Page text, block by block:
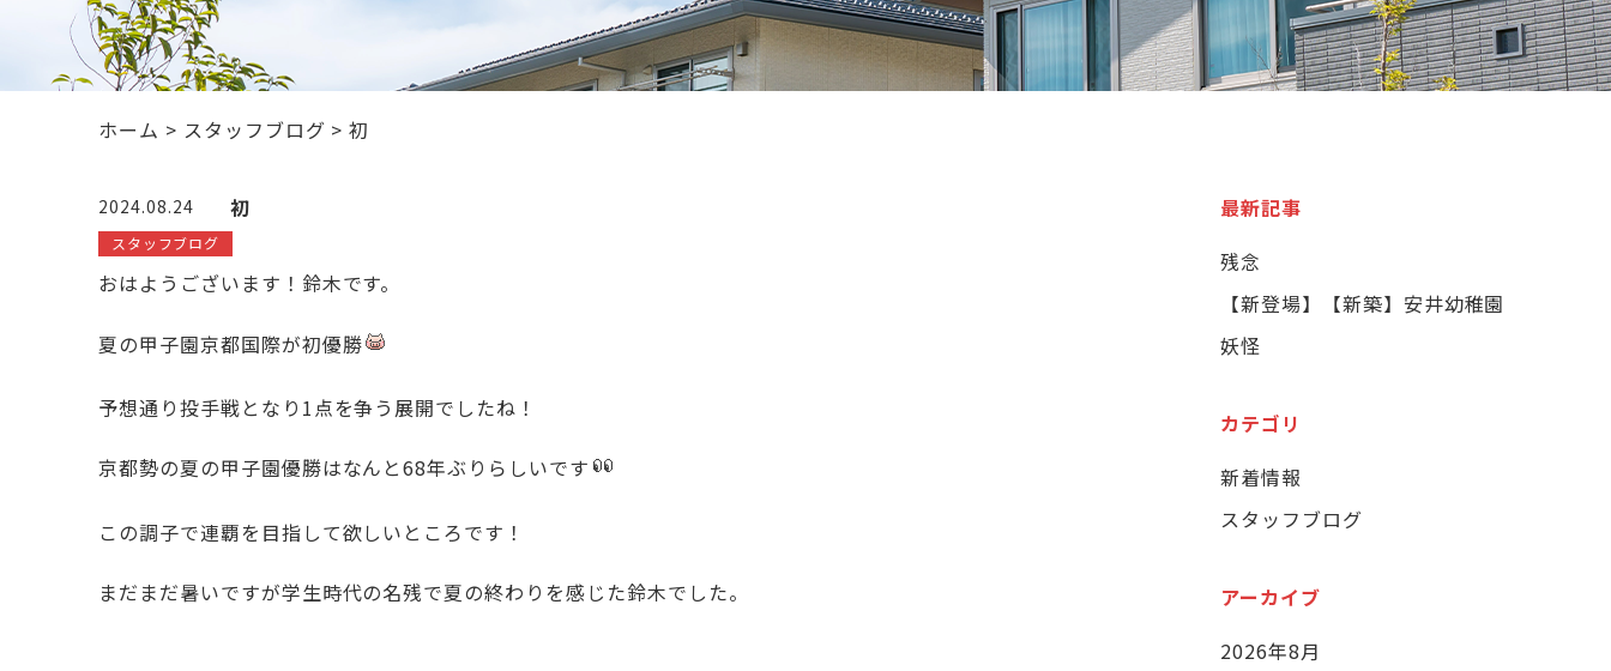
ホーム > スタッフブログ >初
2024.08.24 初
スタッフブログ
おはようございます！鈴木です。
夏の甲子園京都国際が初優勝
予想通り投手戦となり1点を争う展開でしたね！
京都勢の夏の甲子園優勝はなんと68年ぶりらしいです
この調子で連覇を目指して欲しいところです！
まだまだ暑いですが学生時代の名残で夏の終わりを感じた鈴木でした。
最新記事
残念
【新登場】【新築】安井幼稚園
妖怪
カテゴリ
新着情報
スタッフブログ
アーカイブ
2026年8月